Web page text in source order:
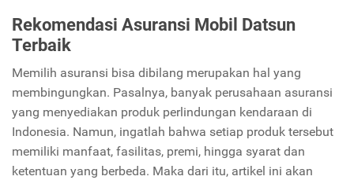
Rekomendasi Asuransi Mobil Datsun
Terbaik
Memilih asuransi bisa dibilang merupakan hal yang
membingungkan. Pasalnya, banyak perusahaan asuransi
yang menyediakan produk perlindungan kendaraan di
Indonesia. Namun, ingatlah bahwa setiap produk tersebut
memiliki manfaat, fasilitas, premi, hingga syarat dan
ketentuan yang berbeda. Maka dari itu, artikel ini akan